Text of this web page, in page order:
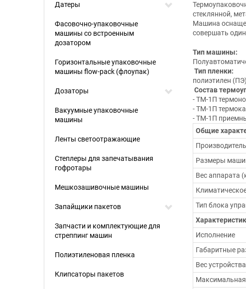
стеклянной,
Машина
совершать
Тип машины:
Тип пленки:
полиэтилен (ПЭ)
Состав
- ТМ-1П
- ТМ-1П
- ТМ-1П
Общие
Размеры
Вес аппарата
Тип блока
Исполнение
Габаритные
Вес
Датеры
Фасовочно-упаковочные
машины со встроенным
дозатором
Горизонтальные упаковочные
машины flow-pack (флоупак)
Дозаторы
Вакуумные упаковочные
машины
Ленты светоотражающие
Степлеры для запечатывания
гофротары
Мешкозашивочные машины
Запайщики пакетов
Запчасти и комплектующие для
стреппинг машин
Полиэтиленовая пленка
Клипсаторы пакетов